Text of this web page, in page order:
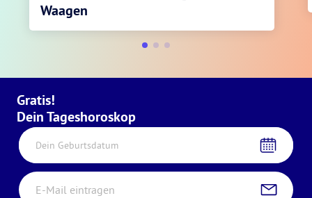
Waagen
Gratis!
Dein Tageshoroskop
Dein Geburtsdatum